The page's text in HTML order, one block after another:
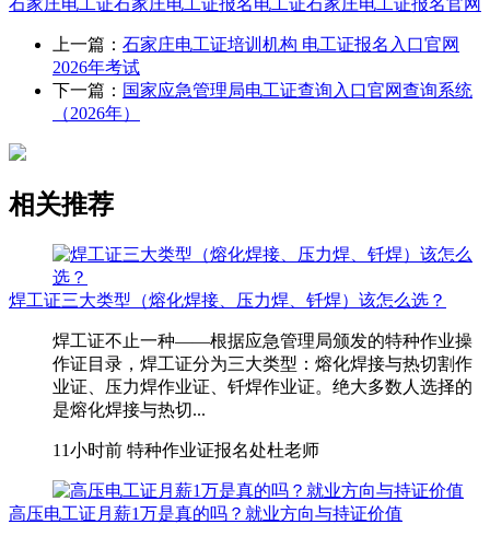
上一篇： 石家庄电工证培训机构 电工证报名入口官网
2026年考试
下一篇： 国家应急管理局电工证查询入口官网查询系统
（2026年）
相关推荐
焊工证三大类型（熔化焊接、压力焊、钎焊）该怎么选？
焊工证不止一种——根据应急管理局颁发的特种作业操
作证目录，焊工证分为三大类型：熔化焊接与热切割作
业证、压力焊作业证、钎焊作业证。绝大多数人选择的
是熔化焊接与热切...
11小时前 特种作业证报名处杜老师
高压电工证月薪1万是真的吗？就业方向与持证价值